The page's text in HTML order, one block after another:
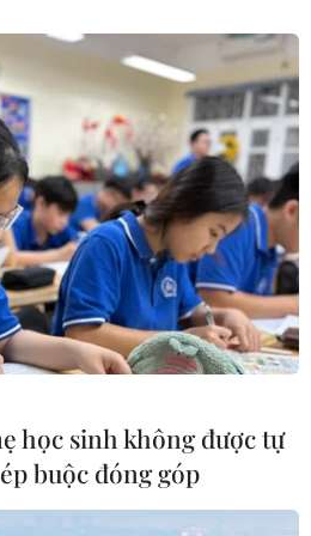
phát huy truyền thống
đánh giá cao những đóng
Việt Nam đối với cộng đồng
thời gian qua, góp phần quan
chung của đất nước.
học sinh không được tự
buộc đóng góp